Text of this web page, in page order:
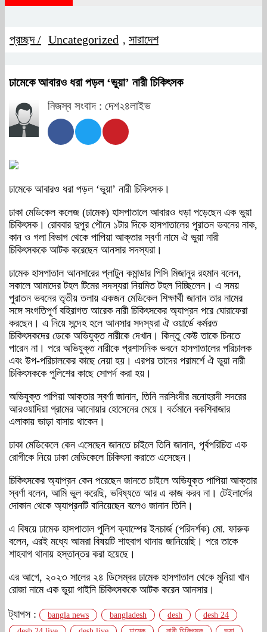
প্রচ্ছদ / Uncategorized , সারাদেশ
ঢামেকে আবারও ধরা পড়ল ‘ভুয়া’ নারী চিকিৎসক
নিজস্ব সংবাদ : দেশ২৪লাইভ
ঢামেকে আবারও ধরা পড়ল ‘ভুয়া’ নারী চিকিৎসক।
ঢাকা মেডিকেল কলেজ (ঢামেক) হাসপাতালে আবারও ধড়া পড়েছেন এক ভুয়া
চিকিৎসক। রোববার দুপুর পৌনে ১টার দিকে হাসপাতালের পুরাতন ভবনের নাক,
কান ও গলা বিভাগ থেকে পাপিয়া আক্তার স্বর্ণা নামে ঐ ভুয়া নারী
চিকিৎসককে আটক করেছেন আনসার সদস্যরা।
ঢামেক হাসপাতাল আনসারের প্লাটুন কমান্ডার পিসি মিজানুর রহমান বলেন,
সকালে আমাদের টহল টিমের সদস্যরা নিয়মিত টহল দিচ্ছিলেন। এ সময়
পুরাতন ভবনের তৃতীয় তলায় একজন মেডিকেল শিক্ষার্থী জানান তার নামের
সঙ্গে সংগতিপূর্ণ বহিরাগত আরেক নারী চিকিৎসকের অ্যাপ্রন পরে ঘোরাফেরা
করছেন। এ নিয়ে সন্দেহ হলে আনসার সদস্যরা ঐ ওয়ার্ডে কর্মরত
চিকিৎসকদের ডেকে অভিযুক্ত নারীকে দেখান। কিন্তু কেউ তাকে চিনতে
পারেন না। পরে অভিযুক্ত নারীকে প্রশাসনিক ভবনে হাসপাতালের পরিচালক
এবং উপ-পরিচালকের কাছে নেয়া হয়। এরপর তাদের পরামর্শে ঐ ভুয়া নারী
চিকিৎসককে পুলিশের কাছে সোপর্দ করা হয়।
অভিযুক্ত পাপিয়া আক্তার স্বর্ণা জানান, তিনি নরসিংদীর মনোহরদী সদরের
আরওয়াদিয়া গ্রামের আনোয়ার হোসেনের মেয়ে। বর্তমানে বকশিবাজার
এলাকায় ভাড়া বাসায় থাকেন।
ঢাকা মেডিকেলে কেন এসেছেন জানতে চাইলে তিনি জানান, পূর্বপরিচিত এক
রোগীকে নিয়ে ঢাকা মেডিকেলে চিকিৎসা করাতে এসেছেন।
চিকিৎসকের অ্যাপ্রন কেন পরেছেন জানতে চাইলে অভিযুক্ত পাপিয়া আক্তার
স্বর্ণা বলেন, আমি ভুল করেছি, ভবিষ্যতে আর এ কাজ করব না। টেইলার্সের
দোকান থেকে অ্যাপ্রনটি বানিয়েছেন বলেও জানান তিনি।
এ বিষয়ে ঢামেক হাসপাতাল পুলিশ ক্যাম্পের ইনচার্জ (পরিদর্শক) মো. ফারুক
বলেন, এরই মধ্যে আমরা বিষয়টি শাহবাগ থানায় জানিয়েছি। পরে তাকে
শাহবাগ থানায় হস্তান্তর করা হয়েছে।
এর আগে, ২০২৩ সালের ২৪ ডিসেম্বর ঢামেক হাসপাতাল থেকে মুনিয়া খান
রোজা নামে এক ভুয়া গাইনি চিকিৎসককে আটক করেন আনসার।
ট্যাগস : bangla news bangladesh desh
desh 24